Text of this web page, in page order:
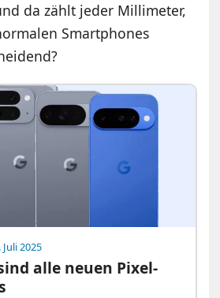
da zählt jeder Millimeter,
Smartphones
Juli 2025
alle neuen Pixel-